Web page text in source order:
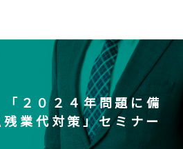
「２０２４年問題に備
業代対策」セミナー